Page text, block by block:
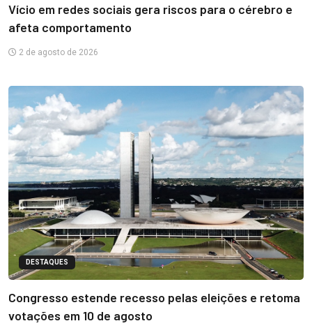
Vício em redes sociais gera riscos para o cérebro e
afeta comportamento
2 de agosto de 2026
DESTAQUES
Congresso estende recesso pelas eleições e retoma
votações em 10 de agosto